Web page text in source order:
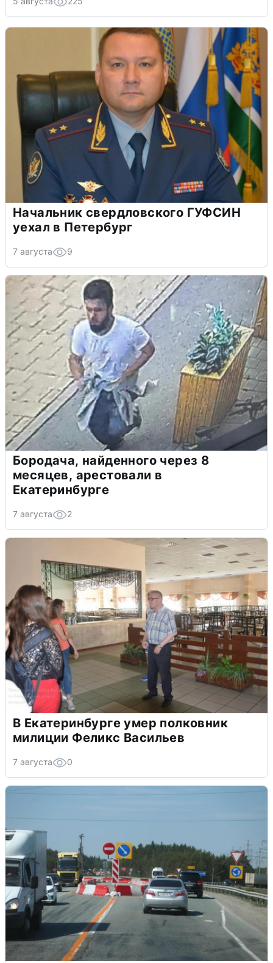
Начальник свердловского ГУФСИН
уехал в Петербург
7 августа 9
Бородача, найденного через 8
месяцев, арестовали в
Екатеринбурге
7 августа 2
В Екатеринбурге умер полковник
милиции Феликс Васильев
7 августа 0